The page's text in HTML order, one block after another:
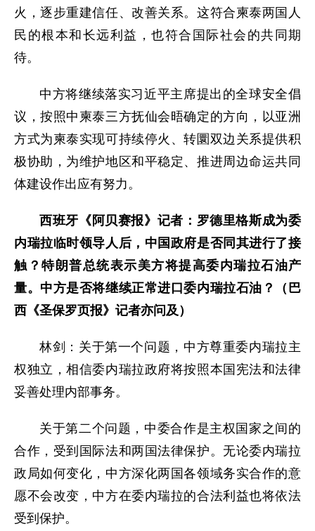
火，逐步重建信任、改善关系。这符合柬泰两国人
民的根本和长远利益，也符合国际社会的共同期
待。
中方将继续落实习近平主席提出的全球安全倡
议，按照中柬泰三方抚仙会晤确定的方向，以亚洲
方式为柬泰实现可持续停火、转圜双边关系提供积
极协助，为维护地区和平稳定、推进周边命运共同
体建设作出应有努力。
西班牙《阿贝赛报》记者：罗德里格斯成为委
内瑞拉临时领导人后，中国政府是否同其进行了接
触？特朗普总统表示美方将提高委内瑞拉石油产
量。中方是否将继续正常进口委内瑞拉石油？（巴
西《圣保罗页报》记者亦问及）
林剑：关于第一个问题，中方尊重委内瑞拉主
权独立，相信委内瑞拉政府将按照本国宪法和法律
妥善处理内部事务。
关于第二个问题，中委合作是主权国家之间的
合作，受到国际法和两国法律保护。无论委内瑞拉
政局如何变化，中方深化两国各领域务实合作的意
愿不会改变，中方在委内瑞拉的合法利益也将依法
受到保护。